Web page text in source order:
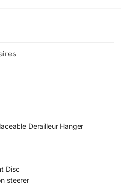
Derailleur Hanger
Disc
steerer